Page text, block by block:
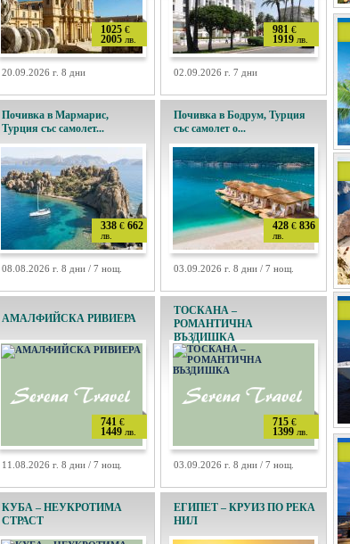
1025 €
2005 лв.
20.09.2026 г. 8 дни
981 €
1919 лв.
02.09.2026 г. 7 дни
Почивка в Мармарис,
Турция със самолет...
338 € 662
лв.
08.08.2026 г. 8 дни / 7 нощ.
Почивка в Бодрум, Турция
със самолет о...
428 € 836
лв.
03.09.2026 г. 8 дни / 7 нощ.
АМАЛФИЙСКА РИВИЕРА
741 €
1449 лв.
11.08.2026 г. 8 дни / 7 нощ.
ТОСКАНА –
РОМАНТИЧНА
ВЪЗДИШКА
715 €
1399 лв.
03.09.2026 г. 8 дни / 7 нощ.
КУБА – НЕУКРОТИМА
СТРАСТ
ЕГИПЕТ – КРУИЗ ПО РЕКА
НИЛ